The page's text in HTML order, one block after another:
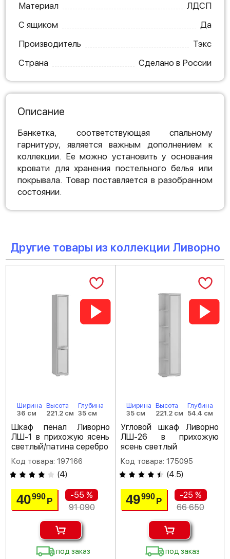
Материал
ЛДСП
С ящиком
Да
Производитель
Тэкс
Страна
Сделано в России
Описание
Банкетка, соответствующая спальному
гарнитуру, является важным дополнением к
коллекции. Ее можно установить у основания
кровати для хранения постельного белья или
покрывала. Товар поставляется в разобранном
состоянии.
Другие товары из коллекции Ливорно
Ширина
36 см
Высота
221.2 см
Глубина
35 см
Шкаф пенал Ливорно
ЛШ-1 в прихожую ясень
светлый/патина серебро
Код товара: 197166
(4)
40990Р
-55 %
91 090
под заказ
Ширина
35 см
Высота
221.2 см
Глубина
54.4 см
Угловой шкаф Ливорно
ЛШ-26 в прихожую
ясень светлый
Код товара: 175095
(4.5)
49990 Р
-25 %
66 650
под заказ